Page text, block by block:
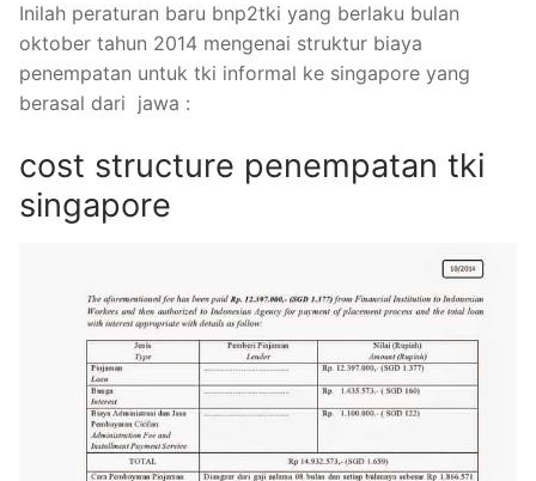
Inilah peraturan baru bnp2tki yang berlaku bulan
oktober tahun 2014 mengenai struktur biaya
penempatan untuk tki informal ke singapore yang
berasal dari jawa :
cost structure penempatan tki
singapore